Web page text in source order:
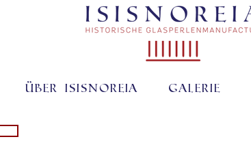
Über ISISNOREIA Galerie